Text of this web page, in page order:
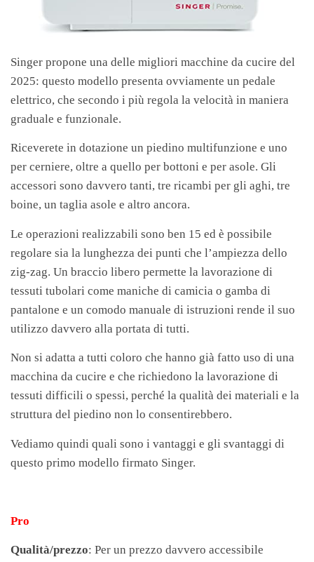
Singer propone una delle migliori macchine da cucire del
2025: questo modello presenta ovviamente un pedale
elettrico, che secondo i più regola la velocità in maniera
graduale e funzionale.
Riceverete in dotazione un piedino multifunzione e uno
per cerniere, oltre a quello per bottoni e per asole. Gli
accessori sono davvero tanti, tre ricambi per gli aghi, tre
boine, un taglia asole e altro ancora.
Le operazioni realizzabili sono ben 15 ed è possibile
regolare sia la lunghezza dei punti che l’ampiezza dello
zig-zag. Un braccio libero permette la lavorazione di
tessuti tubolari come maniche di camicia o gamba di
pantalone e un comodo manuale di istruzioni rende il suo
utilizzo davvero alla portata di tutti.
Non si adatta a tutti coloro che hanno già fatto uso di una
macchina da cucire e che richiedono la lavorazione di
tessuti difficili o spessi, perché la qualità dei materiali e la
struttura del piedino non lo consentirebbero.
Vediamo quindi quali sono i vantaggi e gli svantaggi di
questo primo modello firmato Singer.
Pro
Qualità/prezzo: Per un prezzo davvero accessibile